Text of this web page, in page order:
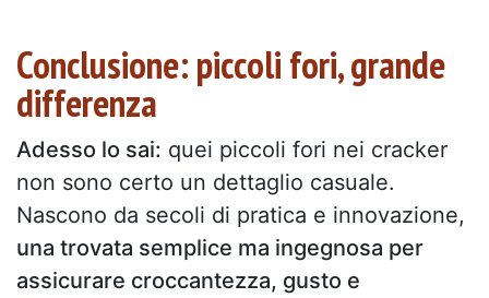
Conclusione: piccoli fori, grande
differenza
Adesso lo sai: quei piccoli fori nei cracker
non sono certo un dettaglio casuale.
Nascono da secoli di pratica e innovazione,
una trovata semplice ma ingegnosa per
assicurare croccantezza, gusto e